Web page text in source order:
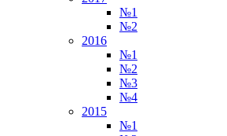
№1
№2
2016
№1
№2
№3
№4
2015
№1